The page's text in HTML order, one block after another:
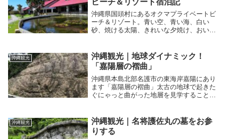
沖縄県国頭村にあるオクマプライベートビ
ーチ＆リゾート。青い空、青い海、白い
砂、焼ける太陽、きれいな夕焼け、おいし
上質な時間を過ごした方は必見です。
沖縄観光
沖縄観光｜地球ダイナミック！
「嘉陽層の褶曲」
沖縄県本島北部名護市の東海岸嘉陽にあり
ます「嘉陽層の褶曲」太古の地球で起きた
ぐにゃっと曲がった地層を見学することが
紹介します。地層好きは必見です。
沖縄観光
沖縄観光｜名将護佐丸の墓をお参
りする